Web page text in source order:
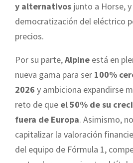
y alternativos junto a Horse, y
democratización del eléctrico
precios.
Por su parte,Alpine está en
nueva gama para ser 100%
2026 y ambiciona expandirse
reto de que el 50% de su
fuera de Europa. Asimismo,
capitalizar la valoración
del equipo de Fórmula 1,